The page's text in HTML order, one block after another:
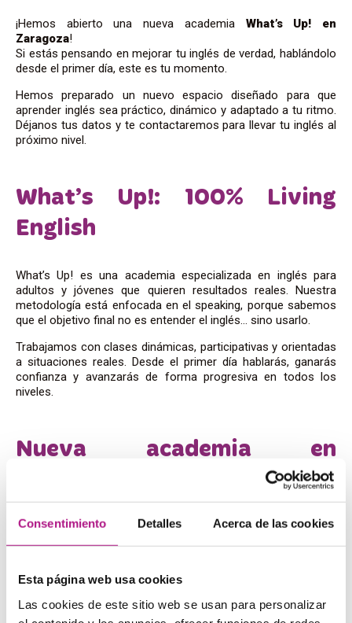
Consentimiento Detalles Acerca de las cookies
Esta página web usa cookies
Las cookies de este sitio web se usan para personalizar
¡Hemos abierto una nueva academia What’s Up! en
Zaragoza!
Si estás pensando en mejorar tu inglés de verdad, hablándolo
desde el primer día, este es tu momento.
Hemos preparado un nuevo espacio diseñado para que
aprender inglés sea práctico, dinámico y adaptado a tu ritmo.
Déjanos tus datos y te contactaremos para llevar tu inglés al
próximo nivel.
What’s Up!: 100% Living
English
What’s Up! es una academia especializada en inglés para
adultos y jóvenes que quieren resultados reales. Nuestra
metodología está enfocada en el speaking, porque sabemos
que el objetivo final no es entender el inglés… sino usarlo.
Trabajamos con clases dinámicas, participativas y orientadas
a situaciones reales. Desde el primer día hablarás, ganarás
confianza y avanzarás de forma progresiva en todos los
niveles.
Nueva academia en
La nueva academia estará ubicada en una zona estratégica
de Zaragoza, en el Casco Antiguo de la ciudad, bien
te sientas cómodo y motivado mientras aprendes.